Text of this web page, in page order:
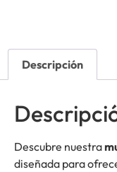
Descripción
Descubre nuestra
diseñada para